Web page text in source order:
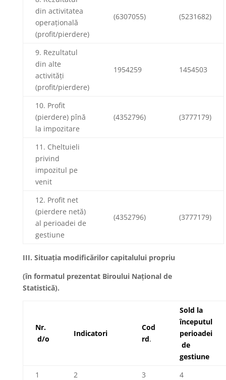
din activitatea
operațională
(profit/pierdere)
(6307055) (5231682)
9. Rezultatul
din alte
activități
(profit/pierdere)
1954259 1454503
10. Profit
(pierdere) pînă
la impozitare
(4352796) (3777179)
11. Cheltuieli
privind
impozitul pe
venit
12. Profit net
(pierdere netă)
al perioadei de
gestiune
(4352796) (3777179)
III. Situația modificărilor capitalului propriu
(în formatul prezentat Biroului Național de
Statistică).
Nr.
d/o
Indicatori
Cod
rd.
Sold la
începutul
perioadei
de
gestiune
1
2 3 4